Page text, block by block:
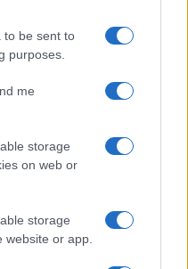
to be sent to
purposes.
me
storage
on web or
storage
website or app.